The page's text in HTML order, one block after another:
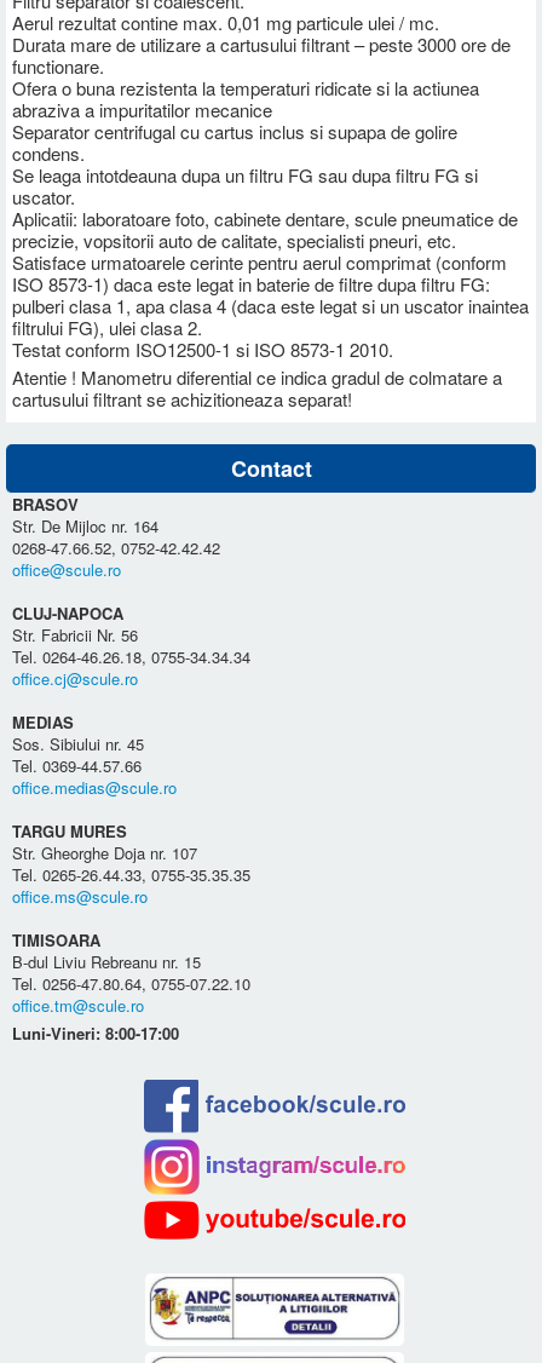
Aerul rezultat contine max. 0,01 mg particule ulei / mc.
Durata mare de utilizare a cartusului filtrant – peste 3000 ore de
functionare.
Ofera o buna rezistenta la temperaturi ridicate si la actiunea
abraziva a impuritatilor mecanice
Separator centrifugal cu cartus inclus si supapa de golire
condens.
Se leaga intotdeauna dupa un filtru FG sau dupa filtru FG si
uscator.
Aplicatii: laboratoare foto, cabinete dentare, scule pneumatice de
precizie, vopsitorii auto de calitate, specialisti pneuri, etc.
Satisface urmatoarele cerinte pentru aerul comprimat (conform
ISO 8573-1) daca este legat in baterie de filtre dupa filtru FG:
pulberi clasa 1, apa clasa 4 (daca este legat si un uscator inaintea
filtrului FG), ulei clasa 2.
Testat conform ISO12500-1 si ISO 8573-1 2010.
Atentie ! Manometru diferential ce indica gradul de colmatare a
cartusului filtrant se achizitioneaza separat!
Contact
BRASOV
Str. De Mijloc nr. 164
0268-47.66.52, 0752-42.42.42
office@scule.ro
CLUJ-NAPOCA
Str. Fabricii Nr. 56
Tel. 0264-46.26.18, 0755-34.34.34
office.cj@scule.ro
MEDIAS
Sos. Sibiului nr. 45
Tel. 0369-44.57.66
office.medias@scule.ro
TARGU MURES
Str. Gheorghe Doja nr. 107
Tel. 0265-26.44.33, 0755-35.35.35
office.ms@scule.ro
TIMISOARA
B-dul Liviu Rebreanu nr. 15
Tel. 0256-47.80.64, 0755-07.22.10
office.tm@scule.ro
Luni-Vineri: 8:00-17:00